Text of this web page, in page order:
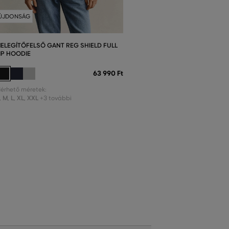
GANT REG SHIELD FULL
HOODIE
63 990 Ft
méretek:
, M, L, XL, XXL +3 további